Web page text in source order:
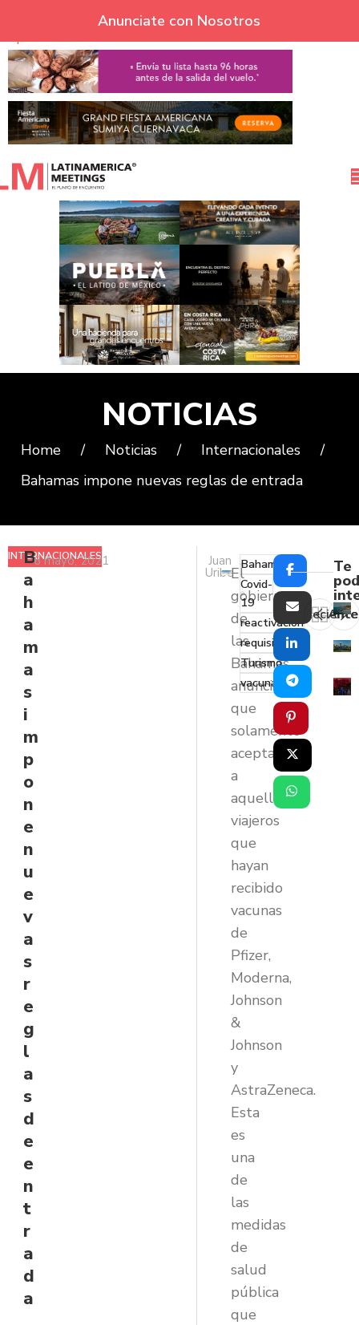
Skip to navigation
Skip to main content
Anunciate con Nosotros
NOTICIAS
Home / Noticias / Internacionales
/
Bahamas impone nuevas reglas de entrada
INTERNACIONALES
B
a
h
a
m
a
s
i
m
p
o
n
e
n
u
e
v
a
s
r
e
g
l
a
s
d
e
e
n
t
r
a
d
a
6 mayo, 2021 Juan
UribeEl
gobierno
de
las
Bahamas
anunció
que
solamente
acepta
a
aquellos
viajeros
que
hayan
recibido
vacunas
de
Pfizer,
Moderna,
Johnson
&
Johnson
y
AstraZeneca.
Esta
es
una
de
las
medidas
de
salud
pública
que
Bahamas
Covid-
19
reactivación
requisitos
Turismo
vacunas
Reciente
Te